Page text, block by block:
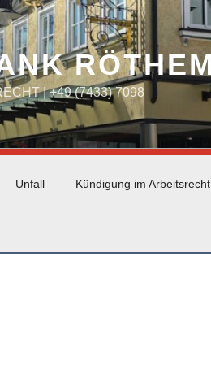
| +49 (7433) 7098
Unfall Kündigung im Arbeitsrecht